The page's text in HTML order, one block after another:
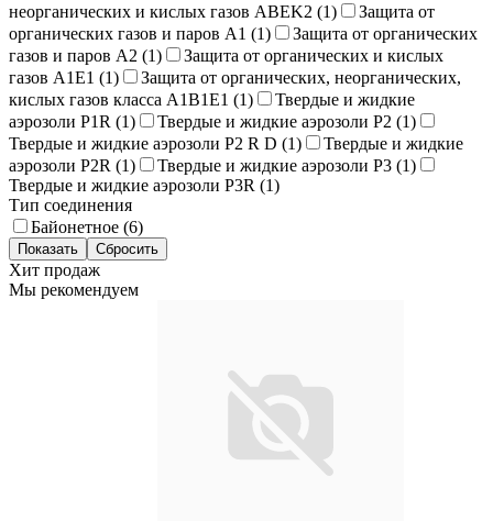
неорганических и кислых газов ABEK2 (1)
Защита от
органических газов и паров A1 (1)
Защита от органических
газов и паров A2 (1)
Защита от органических и кислых
газов A1E1 (1)
Защита от органических, неорганических,
кислых газов класса А1В1Е1 (1)
Твердые и жидкие
аэрозоли P1R (1) Твердые и жидкие аэрозоли P2 (1)
Твердые и жидкие аэрозоли P2 R D (1)
Твердые и жидкие
аэрозоли P2R (1) Твердые и жидкие аэрозоли P3 (1)
Твердые и жидкие аэрозоли P3R (1)
Тип соединения
Байонетное (6)
Хит продаж
Мы рекомендуем